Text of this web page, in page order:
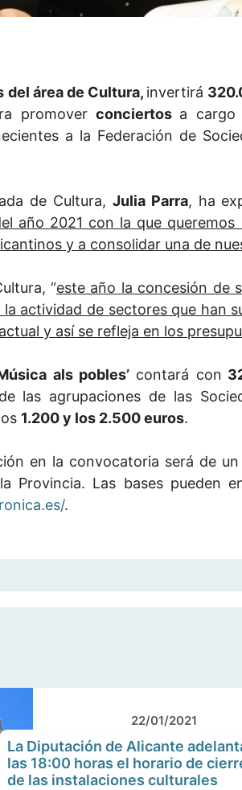
del área de Cultura, invertirá
promover conciertos a cargo
a la Federación de
de Cultura, Julia Parra, ha
año 2021 con la que
y a consolidar una de
“este año la concesión de
actividad de sectores que han
y así se refleja en los
als pobles’ contará con
las agrupaciones de las
1.200 y los 2.500 euros.
en la convocatoria será de
Provincia. Las bases pueden
.
22/01/2021
La Diputación de Alicante
las 18:00 horas el horario de
de las instalaciones culturales